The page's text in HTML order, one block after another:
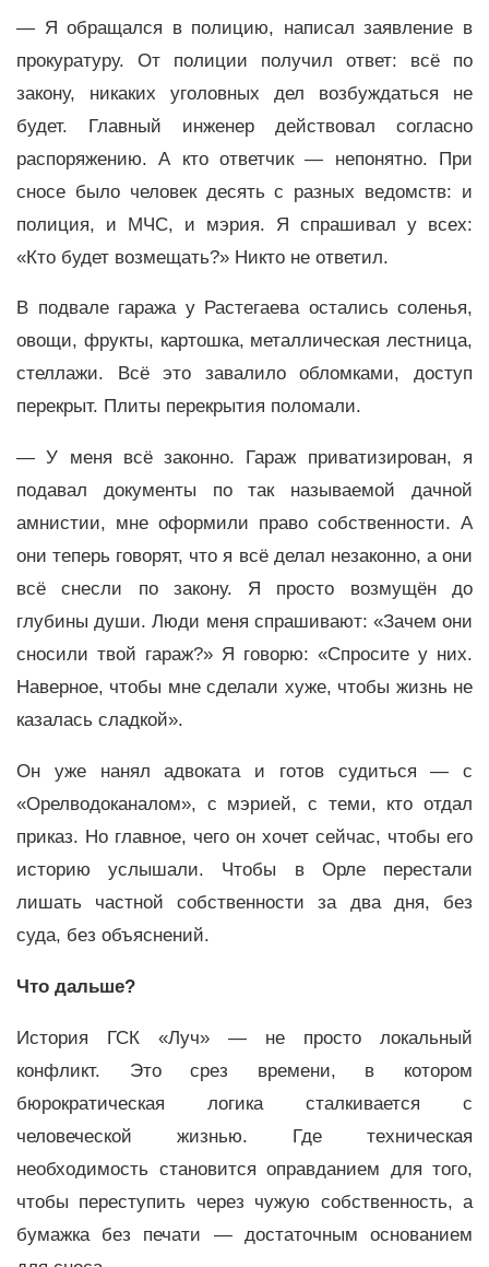
— Я обращался в полицию, написал заявление в
прокуратуру. От полиции получил ответ: всё по
закону, никаких уголовных дел возбуждаться не
будет. Главный инженер действовал согласно
распоряжению. А кто ответчик — непонятно. При
сносе было человек десять с разных ведомств: и
полиция, и МЧС, и мэрия. Я спрашивал у всех:
«Кто будет возмещать?» Никто не ответил.
В подвале гаража у Растегаева остались соленья,
овощи, фрукты, картошка, металлическая лестница,
стеллажи. Всё это завалило обломками, доступ
перекрыт. Плиты перекрытия поломали.
— У меня всё законно. Гараж приватизирован, я
подавал документы по так называемой дачной
амнистии, мне оформили право собственности. А
они теперь говорят, что я всё делал незаконно, а они
всё снесли по закону. Я просто возмущён до
глубины души. Люди меня спрашивают: «Зачем они
сносили твой гараж?» Я говорю: «Спросите у них.
Наверное, чтобы мне сделали хуже, чтобы жизнь не
казалась сладкой».
Он уже нанял адвоката и готов судиться — с
«Орелводоканалом», с мэрией, с теми, кто отдал
приказ. Но главное, чего он хочет сейчас, чтобы его
историю услышали. Чтобы в Орле перестали
лишать частной собственности за два дня, без
суда, без объяснений.
Что дальше?
История ГСК «Луч» — не просто локальный
конфликт. Это срез времени, в котором
бюрократическая логика сталкивается с
человеческой жизнью. Где техническая
необходимость становится оправданием для того,
чтобы переступить через чужую собственность, а
бумажка без печати — достаточным основанием